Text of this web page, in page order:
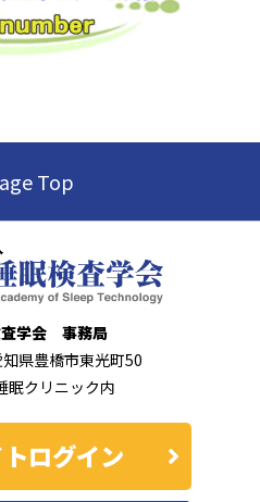
査学会 事務局
県豊橋市東光町50
眠クリニック内
ログイン
Top